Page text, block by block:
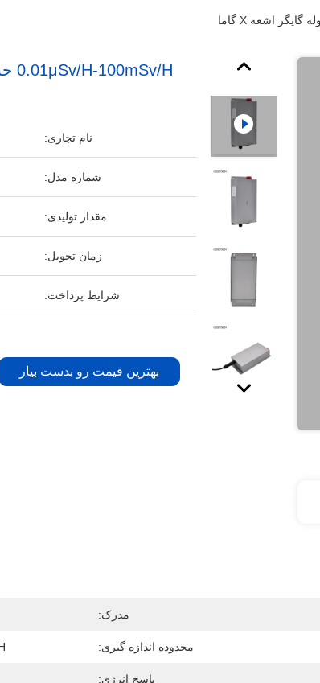
نام تجاری:
شماره مدل:
مقدار تولیدی:
زمان تحویل:
شرایط پرداخت:
بهترین قیمت رو بدست بیار
مدرک:
محدوده اندازه گیری:
پاسخ انرژی: